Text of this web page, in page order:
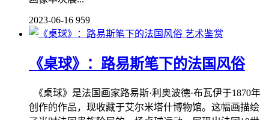
2023-06-16 959
艺术鉴赏
《桌球》：路易斯笔下的法国风俗
《桌球》是法国画家路易斯·利奥波德·布瓦伊于1870年
创作的作品，现收藏于艾尔米塔什博物馆。这幅画描绘